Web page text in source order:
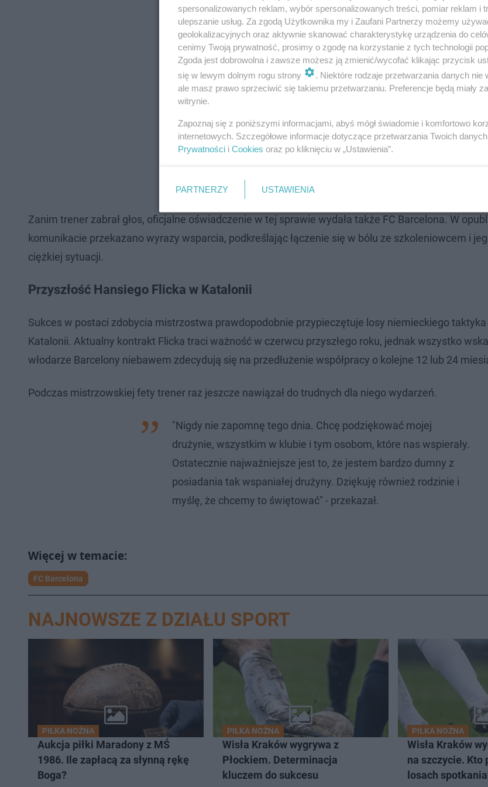
Zanim trener zabrał głos, oficjalne oświadczenie w tej sprawie wydała także FC Barcelona. W
komunikacie przekazano wyrazy wsparcia, podkreślając łączenie się w bólu ze szkoleniowcem i
ciężkiej sytuacji.
Przyszłość Hansiego Flicka w Katalonii
Sukces w postaci zdobycia mistrzostwa prawdopodobnie przypieczętuje losy niemieckiego taktyka
Katalonii. Aktualny kontrakt Flicka traci ważność w czerwcu przyszłego roku, jednak wszystko
włodarze Barcelony niebawem zdecydują się na przedłużenie współpracy o kolejne 12 lub 24
Podczas mistrzowskiej fety trener raz jeszcze nawiązał do trudnych dla niego wydarzeń.
"Nigdy nie zapomnę tego dnia. Chcę podziękować mojej
drużynie, wszystkim w klubie i tym osobom, które nas wspierały.
Ostatecznie najważniejsze jest to, że jestem bardzo dumny z
posiadania tak wspaniałej drużyny. Dziękuję również rodzinie i
myślę, że chcemy to świętować" - przekazał.
FC Barcelona
NAJNOWSZE Z DZIAŁU SPORT
PIŁKA NOŻNA
Aukcja piłki Maradony z MŚ
1986. Ile zapłacą za słynną rękę
Boga?
PIŁKA NOŻNA
Wisła Kraków wygrywa z
Płockiem. Determinacja
kluczem do sukcesu
PIŁKA NOŻNA
Wisła Kraków
na szczycie. Kto
losach
spersonalizowanych reklam, wybór spersonalizowanych treści, pomiar reklam i
ulepszanie usług. Za zgodą Użytkownika my i Zaufani Partnerzy możemy
geolokalizacyjnych oraz aktywnie skanować charakterystykę urządzenia do
cenimy Twoją prywatność, prosimy o zgodę na korzystanie z tych technologii
Zgoda jest dobrowolna i zawsze możesz ją zmienić/wycofać klikając przycisk
się w lewym dolnym rogu strony
. Niektóre rodzaje przetwarzania danych
ale masz prawo sprzeciwić się takiemu przetwarzaniu. Preferencje będą miały
witrynie.
Zapoznaj się z poniższymi informacjami, abyś mógł świadomie i komfortowo
internetowych. Szczegółowe informacje dotyczące przetwarzania Twoich
Prywatności i Cookies oraz po kliknięciu w „Ustawienia”.
PARTNERZY USTAWIENIA